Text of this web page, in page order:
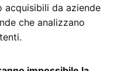
acquisibili da aziende
che analizzano